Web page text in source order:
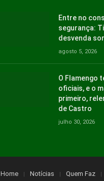
Entre no
segurança:
desvenda
agosto 5, 2026
O Flamengo
oficiais, e o
primeiro,
de Castro
julho 30, 2026
Home Notícias Quem Faz